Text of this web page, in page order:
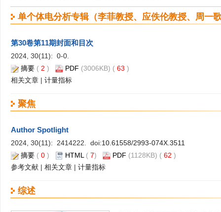
单个体电分析专辑（李菲教授、应佚伦教授、周一
第30卷第11期封面和目次
2024, 30(11): 0-0.
摘要 ( 2 ) PDF (3006KB) ( 63 )
相关文章 | 计量指标
聚焦
Author Spotlight
2024, 30(11): 2414222. doi:10.61558/2993-074X.3511
摘要 ( 0 ) HTML ( 7) PDF (1128KB) ( 62 )
参考文献 | 相关文章 | 计量指标
综述